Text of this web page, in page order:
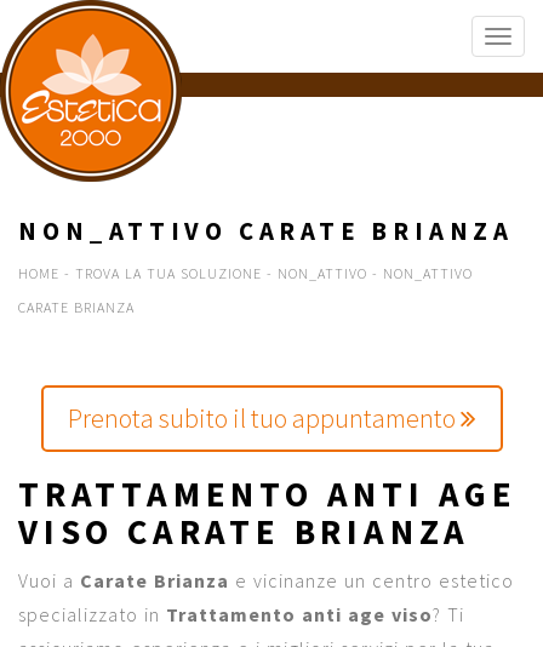
NON_ATTIVO CARATE BRIANZA
HOME - TROVA LA TUA SOLUZIONE - NON_ATTIVO - NON_ATTIVO
CARATE BRIANZA
Prenota subito il tuo appuntamento
TRATTAMENTO ANTI AGE
VISO CARATE BRIANZA
Vuoi a Carate Brianza e vicinanze un centro estetico
specializzato in Trattamento anti age viso? Ti